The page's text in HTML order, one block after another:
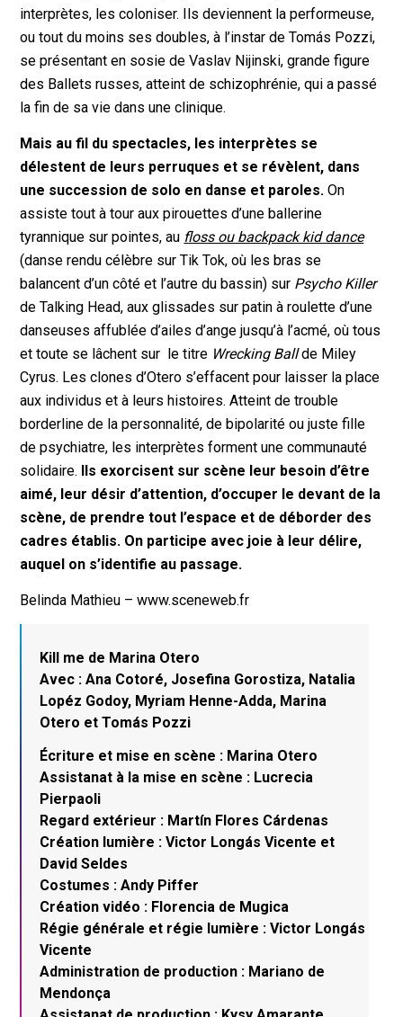
interprètes, les coloniser. Ils deviennent la performeuse,
ou tout du moins ses doubles, à l’instar de Tomás Pozzi,
se présentant en sosie de Vaslav Nijinski, grande figure
des Ballets russes, atteint de schizophrénie, qui a passé
la fin de sa vie dans une clinique.
Mais au fil du spectacles, les interprètes se
délestent de leurs perruques et se révèlent, dans
une succession de solo en danse et paroles. On
assiste tout à tour aux pirouettes d’une ballerine
tyrannique sur pointes, au floss ou backpack kid dance
(danse rendu célèbre sur Tik Tok, où les bras se
balancent d’un côté et l’autre du bassin) sur Psycho Killer
de Talking Head, aux glissades sur patin à roulette d’une
danseuses affublée d’ailes d’ange jusqu’à l’acmé, où tous
et toute se lâchent sur le titre Wrecking Ballde Miley
Cyrus. Les clones d’Otero s’effacent pour laisser la place
aux individus et à leurs histoires. Atteint de trouble
borderline de la personnalité, de bipolarité ou juste fille
de psychiatre, les interprètes forment une communauté
solidaire. Ils exorcisent sur scène leur besoin d’être
aimé, leur désir d’attention, d’occuper le devant de la
scène, de prendre tout l’espace et de déborder des
cadres établis. On participe avec joie à leur délire,
auquel on s’identifie au passage.
Belinda Mathieu – www.sceneweb.fr
Kill me de Marina Otero
Avec : Ana Cotoré, Josefina Gorostiza, Natalia
Lopéz Godoy, Myriam Henne-Adda, Marina
Otero et Tomás Pozzi
Écriture et mise en scène : Marina Otero
Assistanat à la mise en scène : Lucrecia
Pierpaoli
Regard extérieur : Martín Flores Cárdenas
Création lumière : Victor Longás Vicente et
David Seldes
Costumes : Andy Piffer
Création vidéo : Florencia de Mugica
Régie générale et régie lumière : Victor Longás
Vicente
Administration de production : Mariano de
Mendonça